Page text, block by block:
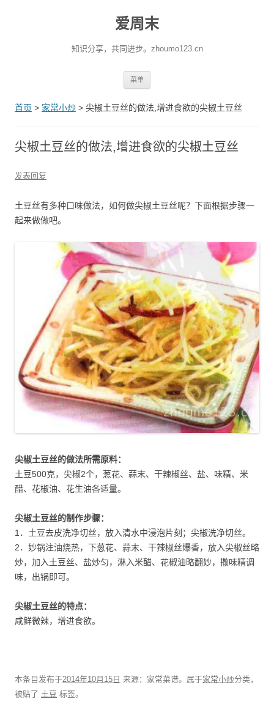
爱周末
知识分享，共同进步。zhoumo123.cn
菜单
首页 > 家常小炒 > 尖椒土豆丝的做法,增进食欲的尖椒土豆丝
尖椒土豆丝的做法,增进食欲的尖椒土豆丝
发表回复
土豆丝有多种口味做法，如何做尖椒土豆丝呢？下面根据步骤一
起来做做吧。
尖椒土豆丝的做法所需原料：
土豆500克，尖椒2个，葱花、蒜末、干辣椒丝、盐、味精、米
醋、花椒油、花生油各适量。
尖椒土豆丝的制作步骤：
1．土豆去皮洗净切丝，放入清水中浸泡片刻；尖椒洗净切丝。
2．妙锅注油烧热，下葱花、蒜末、干辣椒丝爆香，放入尖椒丝略
炒，加入土豆丝、盐炒匀，淋入米醋、花椒油略翻妙，撒味精调
味，出锅即可。
尖椒土豆丝的特点：
咸鲜微辣，增进食欲。
本条目发布于2014年10月15日 来源：家常菜谱。属于家常小炒分类，
被贴了 土豆 标签。